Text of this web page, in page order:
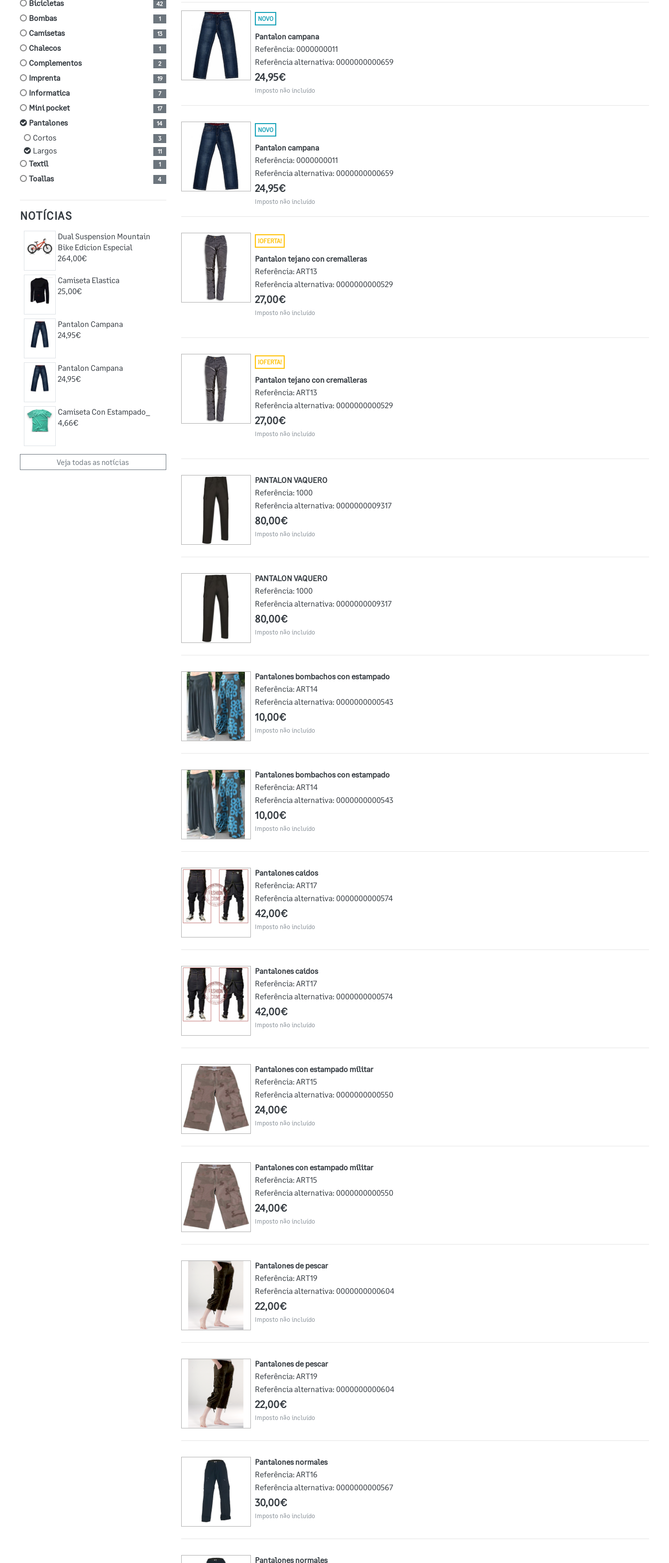
bicicletas 42
bombas 1
camisetas 13
chalecos 1
complementos 2
imprenta 19
informatica 7
mini pocket 17
pantalones 14
cortos 3
largos 11
textil 1
toallas 4
NOTÍCIAS
Dual Suspension Mountain
Bike Edicion Especial
264,00€
Camiseta Elastica
25,00€
Pantalon Campana
24,95€
Pantalon Campana
24,95€
Camiseta Con Estampado_
4,66€
Veja todas as notícias
NOVO
Pantalon campana
Referência: 0000000011
Referência alternativa: 0000000000659
24,95€
Imposto não incluído
NOVO
Pantalon campana
Referência: 0000000011
Referência alternativa: 0000000000659
24,95€
Imposto não incluído
¡OFERTA!
Pantalon tejano con cremalleras
Referência: ART13
Referência alternativa: 0000000000529
27,00€
Imposto não incluído
¡OFERTA!
Pantalon tejano con cremalleras
Referência: ART13
Referência alternativa: 0000000000529
27,00€
Imposto não incluído
PANTALON VAQUERO
Referência: 1000
Referência alternativa: 0000000009317
80,00€
Imposto não incluído
PANTALON VAQUERO
Referência: 1000
Referência alternativa: 0000000009317
80,00€
Imposto não incluído
Pantalones bombachos con estampado
Referência: ART14
Referência alternativa: 0000000000543
10,00€
Imposto não incluído
Pantalones bombachos con estampado
Referência: ART14
Referência alternativa: 0000000000543
10,00€
Imposto não incluído
Pantalones caidos
Referência: ART17
Referência alternativa: 0000000000574
42,00€
Imposto não incluído
Pantalones caidos
Referência: ART17
Referência alternativa: 0000000000574
42,00€
Imposto não incluído
Pantalones con estampado militar
Referência: ART15
Referência alternativa: 0000000000550
24,00€
Imposto não incluído
Pantalones con estampado militar
Referência: ART15
Referência alternativa: 0000000000550
24,00€
Imposto não incluído
pantalones de pescar
Referência: ART19
Referência alternativa: 0000000000604
22,00€
Imposto não incluído
pantalones de pescar
Referência: ART19
Referência alternativa: 0000000000604
22,00€
Imposto não incluído
Pantalones normales
Referência: ART16
Referência alternativa: 0000000000567
30,00€
Imposto não incluído
Pantalones normales